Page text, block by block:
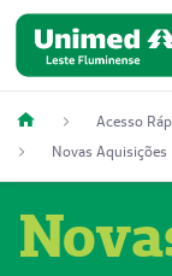
Acesso
Novas Aquisições